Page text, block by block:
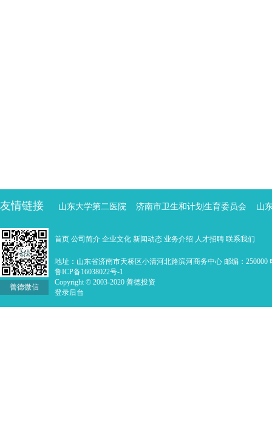
友情链接 山东大学第二医院 济南市卫生和计划生育委员会 山
善德微信
首页 公司简介 企业文化 新闻动态 业务介绍 人才招聘 联系我们
地址：山东省济南市天桥区小清河北路滨河商务中心 邮编：250000
鲁ICP备16038022号-1
Copyright © 2003-2020 善德投资
登录后台